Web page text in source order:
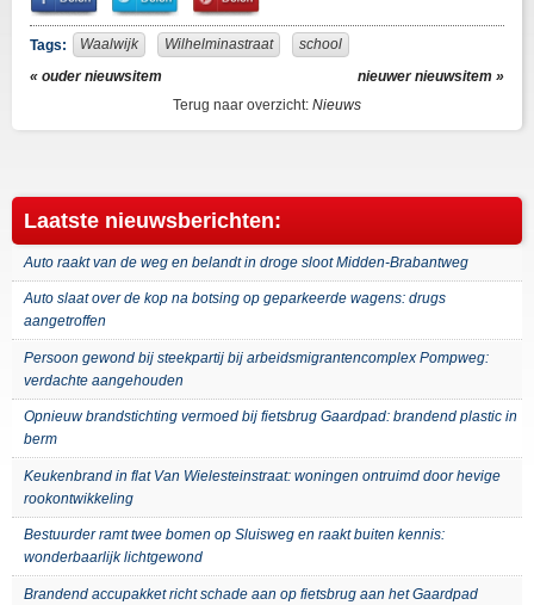
on
Facebook
on
Twitter
It!
Tags: Waalwijk Wilhelminastraat
school
« ouder nieuwsitem
nieuwer nieuwsitem »
Terug naar overzicht: Nieuws
Laatste nieuwsberichten:
Auto raakt van de weg en belandt in droge sloot Midden-Brabantweg
Auto slaat over de kop na botsing op geparkeerde wagens: drugs
aangetroffen
Persoon gewond bij steekpartij bij arbeidsmigrantencomplex Pompweg:
verdachte aangehouden
Opnieuw brandstichting vermoed bij fietsbrug Gaardpad: brandend plastic in
berm
Keukenbrand in flat Van Wielesteinstraat: woningen ontruimd door hevige
rookontwikkeling
Bestuurder ramt twee bomen op Sluisweg en raakt buiten kennis:
wonderbaarlijk lichtgewond
Brandend accupakket richt schade aan op fietsbrug aan het Gaardpad